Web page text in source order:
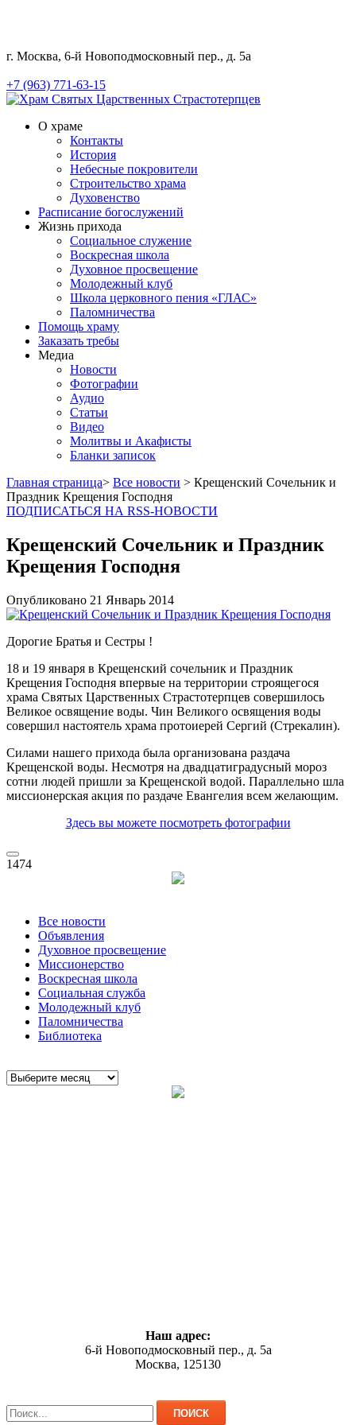
г. Москва, 6-й Новоподмосковный пер., д. 5а
+7 (963) 771-63-15
О храме
Контакты
История
Небесные покровители
Строительство храма
Духовенство
Расписание богослужений
Жизнь прихода
Социальное служение
Воскресная школа
Духовное просвещение
Молодежный клуб
Школа церковного пения «ГЛАС»
Паломничества
Помощь храму
Заказать требы
Медиа
Новости
Фотографии
Аудио
Статьи
Видео
Молитвы и Акафисты
Бланки записок
Главная страница> Все новости > Крещенский Сочельник и
Праздник Крещения Господня
ПОДПИСАТЬСЯ НА RSS-НОВОСТИ
Крещенский Сочельник и Праздник
Крещения Господня
Опубликовано 21 Январь 2014
Дорогие Братья и Сестры !
18 и 19 января в Крещенский сочельник и Праздник
Крещения Господня впервые на территории строящегося
храма Святых Царственных Страстотерпцев совершилось
Великое освящение воды. Чин Великого освящения воды
совершил настоятель храма протоиерей Сергий (Стрекалин).
Силами нашего прихода была организована раздача
Крещенской воды. Несмотря на двадцатиградусный мороз
сотни людей пришли за Крещенской водой. Параллельно шла
миссионерская акция по раздаче Евангелия всем желающим.
Здесь вы можете посмотреть фотографии
1474
Все новости
Объявления
Духовное просвещение
Миссионерство
Воскресная школа
Социальная служба
Молодежный клуб
Паломничества
Библиотека
Наш адрес:
6-й Новоподмосковный пер., д. 5а
Москва, 125130